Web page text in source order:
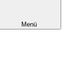
Menü